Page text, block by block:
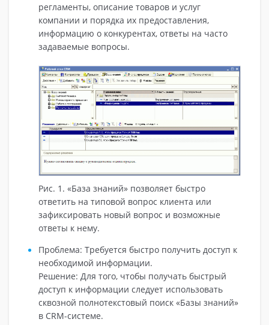
регламенты, описание товаров и услуг
компании и порядка их предоставления,
информацию о конкурентах, ответы на часто
задаваемые вопросы.
Рис. 1. «База знаний» позволяет быстро
ответить на типовой вопрос клиента или
зафиксировать новый вопрос и возможные
ответы к нему.
Проблема: Требуется быстро получить доступ к
необходимой информации.
Решение: Для того, чтобы получать быстрый
доступ к информации следует использовать
сквозной полнотекстовый поиск «Базы знаний»
в CRM-системе.